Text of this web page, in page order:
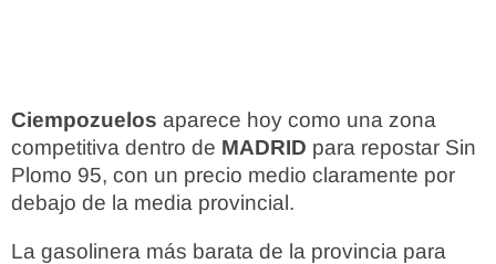
Ciempozuelos aparece hoy como una zona
competitiva dentro de MADRID para repostar Sin
Plomo 95, con un precio medio claramente por
debajo de la media provincial.
La gasolinera más barata de la provincia para